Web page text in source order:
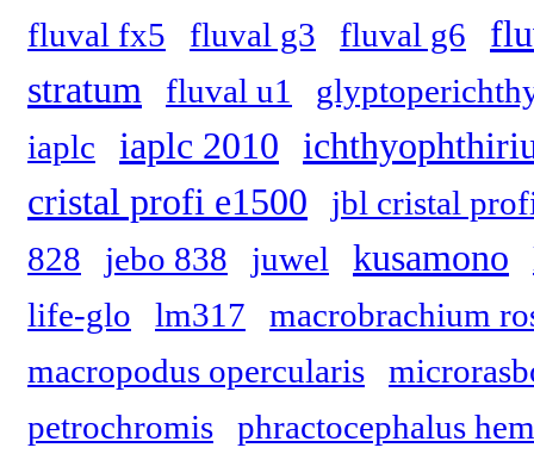
fluval fx5 fluval g3 fluval g6
stratum
fluval u1
iaplc
iaplc 2010
cristal profi e1500
jbl cristal
828
jebo 838 juwel kusamono
life-glo
lm317
macrobrachium
macropodus opercularis
petrochromis
phractocephalus